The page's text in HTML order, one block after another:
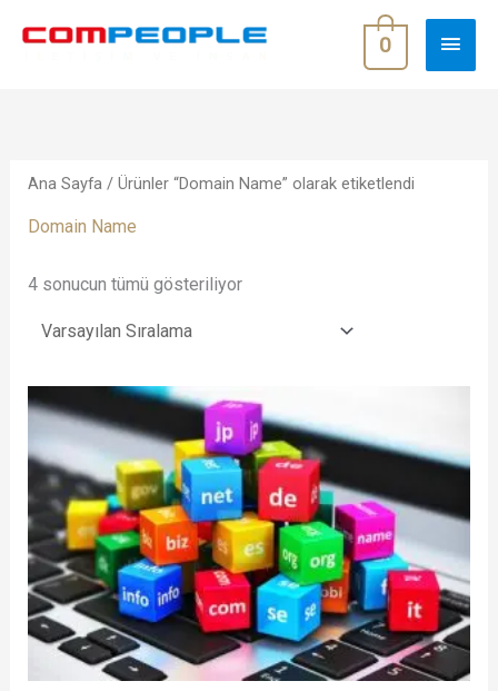
atla
ANA
0
Ana Sayfa/ Ürünler “Domain Name” olarak etiketlendi
Domain Name
4 sonucun tümü gösteriliyor